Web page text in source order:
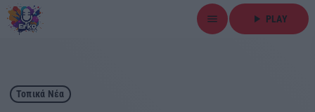
menu play_arrow PLAY
close
play_arrow ΕΡΚΟ
Τοπικά Νέα